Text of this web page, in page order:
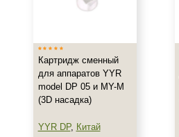
Картридж сменный
для аппаратов YYR
model DP 05 и MY-M
(3D насадка)
YYR DP, Китай